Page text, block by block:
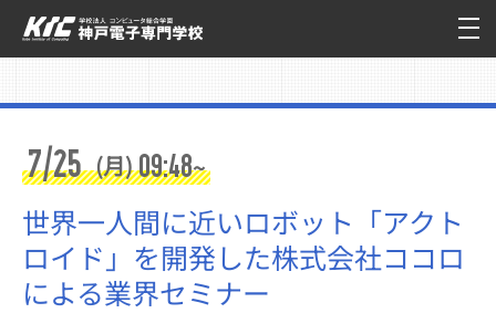
7/25(月)09:48~
世界一人間に近いロボット「アクト
ロイド」を開発した株式会社ココロ
による業界セミナー